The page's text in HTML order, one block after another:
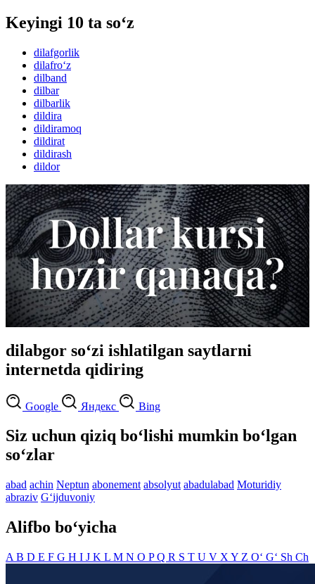
Keyingi 10 ta so‘z
dilafgorlik
dilafro‘z
dilband
dilbar
dilbarlik
dildira
dildiramoq
dildirat
dildirash
dildor
dilabgor so‘zi ishlatilgan saytlarni
internetda qidiring
Google Яндекс Bing
Siz uchun qiziq bo‘lishi mumkin bo‘lgan
so‘zlar
abad achin Neptun abonement absolyut abadulabad Moturidiy
abraziv G‘ijduvoniy
Alifbo bo‘yicha
A B D E F G H I J K L M N O PQ R S T U V X Y Z O‘ G‘ Sh Ch